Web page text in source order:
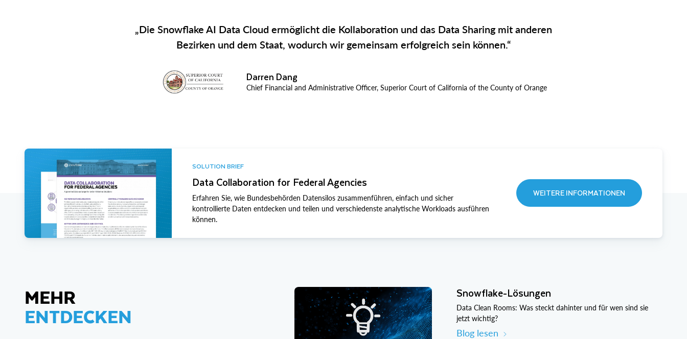
„Die Snowflake AI Data Cloud ermöglicht die Kollaboration und das Data Sharing mit anderen
Bezirken und dem Staat, wodurch wir gemeinsam erfolgreich sein können.“
Darren Dang
Chief Financial and Administrative Officer, Superior Court of California of the County of Orange
SOLUTION BRIEF
Data Collaboration for Federal Agencies
Erfahren Sie, wie Bundesbehörden Datensilos zusammenführen, einfach und sicher
kontrollierte Daten entdecken und teilen und verschiedenste analytische Workloads ausführen
können.
WEITERE INFORMATIONEN
MEHR
ENTDECKEN
Snowflake-Lösungen
Data Clean Rooms: Was steckt dahinter und für wen sind sie
jetzt wichtig?
Blog lesen